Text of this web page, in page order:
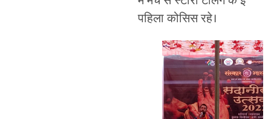
पहिला कोसिस रहे।